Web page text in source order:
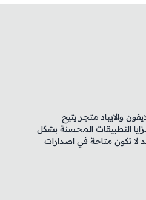
والايباد متجر يتيح
التطبيقات المحسنة بشكل
لا تكون متاحة في اصدارات